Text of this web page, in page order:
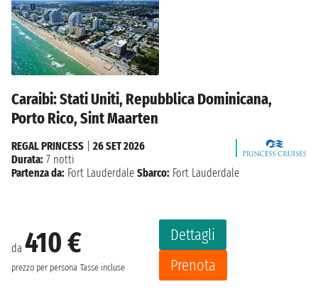
Caraibi: Stati Uniti, Repubblica Dominicana,
Porto Rico, Sint Maarten
da 410 €
prezzo per persona Tasse incluse
Dettagli
Prenota
REGAL PRINCESS
26 SET 2026
Durata: 7 notti
Partenza da: Fort Lauderdale Sbarco: Fort Lauderdale